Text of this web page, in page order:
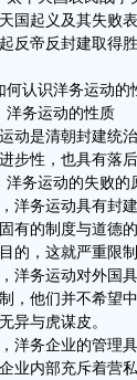
国起义及其失败
反帝反封建取得
何认识洋务运动的
洋务运动的性质
动是清朝封建统
步性，也具有落后
洋务运动的失败的
洋务运动具有封
有的制度与道德
的，这就严重限
洋务运动对外国
，他们并不希望
异与虎谋皮。
洋务企业的管理
业内部充斥着营